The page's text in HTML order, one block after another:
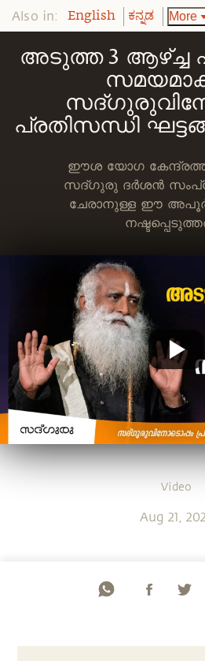
Also in: English ಕನ್ನಡ More
അടുത്ത 3 ആഴ്ച്ച
പ്രതിസന്ധി
ഈശ യോഗ
സദ്ഗുരു ദർശൻ
ചേരാനുള്ള ഈ
Video
Aug 21,